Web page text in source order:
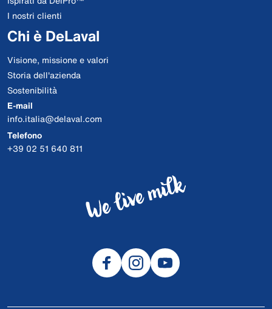
I nostri clienti
Chi è DeLaval
Visione, missione e valori
Storia dell'azienda
Sostenibilità
E-mail
info.italia@delaval.com
Telefono
+39 02 51 640 811